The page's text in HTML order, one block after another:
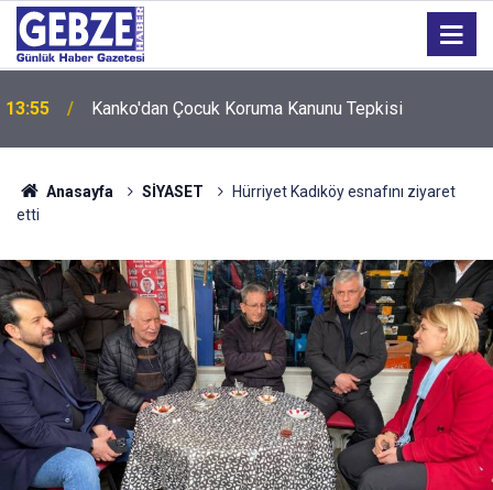
13:55 Kanko'dan Çocuk Koruma Kanunu Tepkisi
Anasayfa SİYASET
Hürriyet Kadıköy esnafını ziyaret
etti